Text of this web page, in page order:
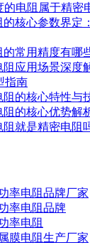
的电阻属于精密
的核心参数界定
的常用精度有哪
阻应用场景深度
指南
阻的核心特性与
阻的核心优势解
就是精密电阻
率电阻品牌厂家
率电阻品牌
率电阻
膜电阻生产厂家